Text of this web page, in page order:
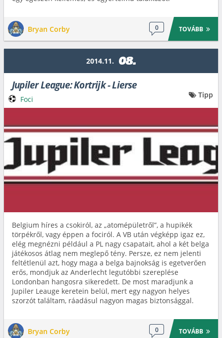
Bryan Corby 0 TOVÁBB
2014.11. 08.
Jupiler League: Kortrijk - Lierse
Belgium híres a csokiról, az „atomépületről”, a hupikék
törpékről, vagy éppen a fociról. A VB után végképp igaz ez,
elég megnézni például a PL nagy csapatait, ahol a két belga
játékosos átlag nem meglepő tény. Persze, ez nem jelenti
feltétlenül azt, hogy maga a belga bajnokság is egetverően
erős, mondjuk az Anderlecht legutóbbi szereplése
Londonban hangosra sikeredett. De most maradjunk a
Jupiler Leauge keretein belül, mert egy nagyon helyes
szorzót találtam, ráadásul nagyon magas biztonsággal.
Bryan Corby 0 TOVÁBB
Foci Tipp